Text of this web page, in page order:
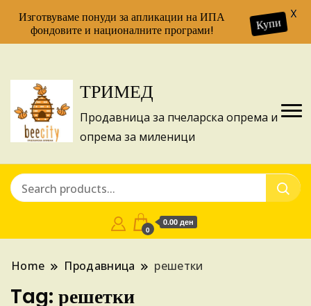
ТРИМЕД
Продавница за пчеларска опрема и
опрема за миленици
0
0.00 ден
Home Продавница решетки
Tag: решетки
Изготвуваме понуди за апликации на ИПА
фондовите и националните програми!
Купи
X